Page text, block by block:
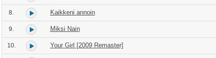
8. Kaikkeni annoin
9. Miksi Nain
10. Your Girl [2009 Remaster]